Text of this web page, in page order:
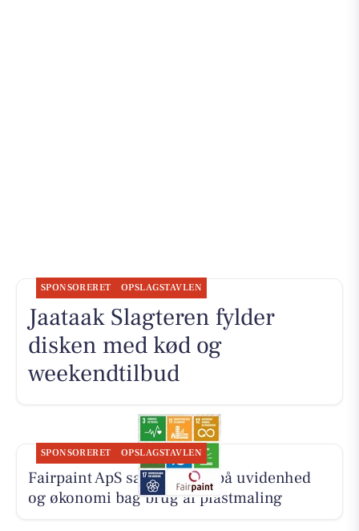
SPONSORERET OPSLAGSTAVLEN
Jaataak Slagteren fylder
disken med kød og
weekendtilbud
SPONSORERET OPSLAGSTAVLEN
Fairpaint ApS sætter fokus på uvidenhed
og økonomi bag brug af plastmaling